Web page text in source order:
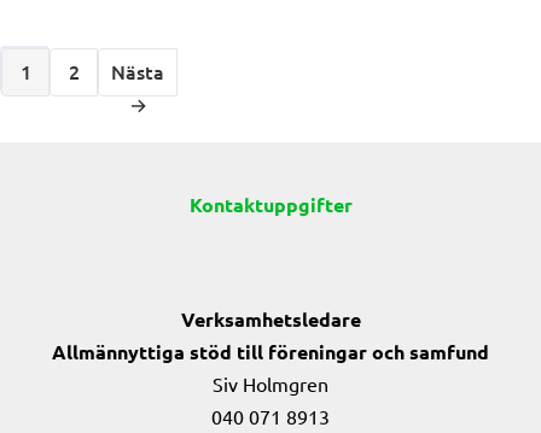
1 2
Nästa
→
Kontaktuppgifter
Verksamhetsledare
Allmännyttiga stöd till föreningar och samfund
Siv Holmgren
040 071 8913